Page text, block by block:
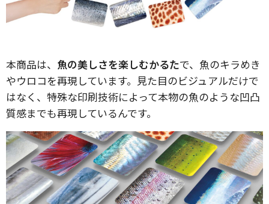
本商品は、 魚の美しさを楽しむかるたで、魚のキラめき
やウロコを再現しています。見た目のビジュアルだけで
はなく、特殊な印刷技術によって本物の魚のような凹凸
質感までも再現しているんです。